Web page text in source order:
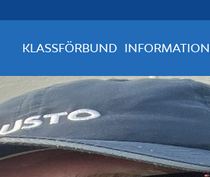
KLASSFÖRBUND INFORMATION